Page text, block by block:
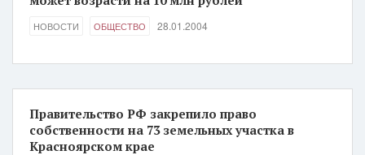
НОВОСТИ ОБЩЕСТВО 28.01.2004
Правительство РФ закрепило право
собственности на 73 земельных участка в
Красноярском крае